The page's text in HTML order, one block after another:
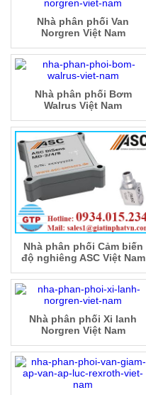
Nhà phân phối Van
Norgren Việt Nam
Nhà phân phối Bơm
Walrus Việt Nam
Nhà phân phối Cảm biến
độ nghiêng ASC Việt Nam
Nhà phân phối Xi lanh
Norgren Việt Nam